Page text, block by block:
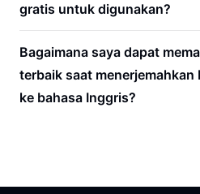
gratis untuk digunakan?
Bagaimana saya dapat
terbaik saat menerjemahkan
ke bahasa Inggris?